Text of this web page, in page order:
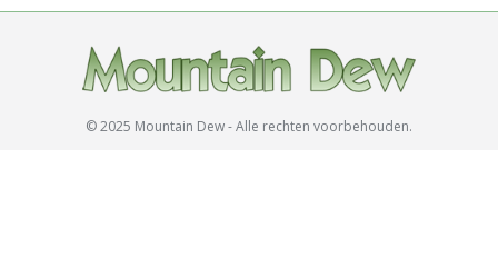
© 2025 Mountain Dew - Alle rechten voorbehouden.